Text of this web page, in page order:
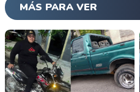
MÁS PARA VER